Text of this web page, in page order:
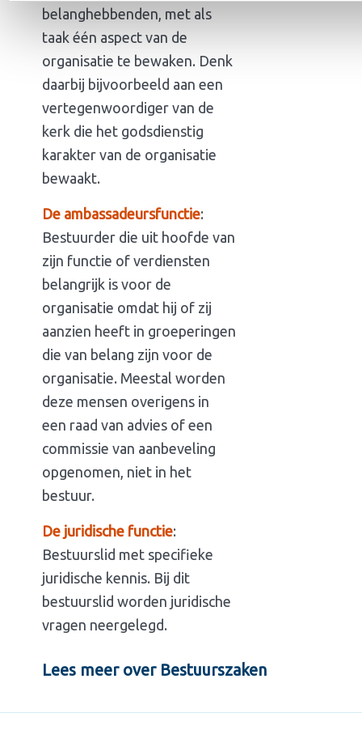
belanghebbenden, met als
taak één aspect van de
organisatie te bewaken. Denk
daarbij bijvoorbeeld aan een
vertegenwoordiger van de
kerk die het godsdienstig
karakter van de organisatie
bewaakt.
De ambassadeursfunctie:
Bestuurder die uit hoofde van
zijn functie of verdiensten
belangrijk is voor de
organisatie omdat hij of zij
aanzien heeft in groeperingen
die van belang zijn voor de
organisatie. Meestal worden
deze mensen overigens in
een raad van advies of een
commissie van aanbeveling
opgenomen, niet in het
bestuur.
De juridische functie:
Bestuurslid met specifieke
juridische kennis. Bij dit
bestuurslid worden juridische
vragen neergelegd.
Lees meer over Bestuurszaken